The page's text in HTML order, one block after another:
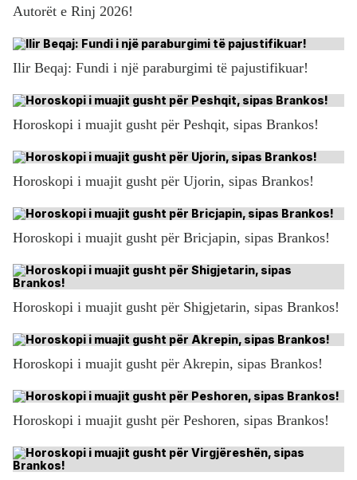
Autorët e Rinj 2026!
Ilir Beqaj: Fundi i një paraburgimi të pajustifikuar!
Horoskopi i muajit gusht për Peshqit, sipas Brankos!
Horoskopi i muajit gusht për Ujorin, sipas Brankos!
Horoskopi i muajit gusht për Bricjapin, sipas Brankos!
Horoskopi i muajit gusht për Shigjetarin, sipas Brankos!
Horoskopi i muajit gusht për Akrepin, sipas Brankos!
Horoskopi i muajit gusht për Peshoren, sipas Brankos!